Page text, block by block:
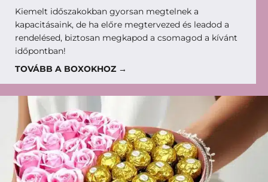
Kiemelt időszakokban gyorsan megtelnek a
kapacitásaink, de ha előre megtervezed és leadod a
rendelésed, biztosan megkapod a csomagod a kívánt
időpontban!
TOVÁBB A BOXOKHOZ →